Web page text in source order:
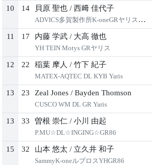
10 14 ⾙原 聖也 / ⻄﨑 佳代⼦
ADVICS多賀製作所K-oneGRヤリスDL
11 17 内藤 学武 / ⼤⾼ 徹也
YH TEIN Motys GRヤリス
12 22 稲葉 摩⼈ / ⽵下 紀⼦
MATEX-AQTEC DL KYB Yaris
13 23 Zeal Jones / Bayden Thomson
CUSCO WM DL GR Yaris
13 33 曽根 崇仁 / ⼩川 由起
P.MU☆DL☆INGING☆GR86
15 32 ⼭本 悠太 / ⽴久井 和⼦
SammyK-oneルブロスYHGR86